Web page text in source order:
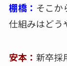
棚橋： そこか
仕組みはどう
安本： 新卒採